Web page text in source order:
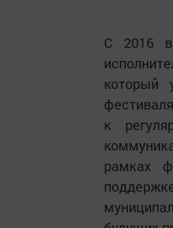
С 2016 в
который
к
рамках